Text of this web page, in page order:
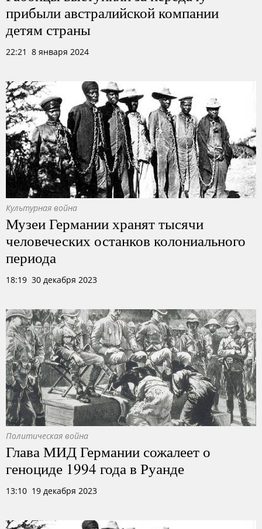
прибыли австралийской компании
детям страны
22:21 8 января 2024
Культурная война
Музеи Германии хранят тысячи
человеческих останков колониального
периода
18:19 30 декабря 2023
Политическая война
Глава МИД Германии сожалеет о
геноциде 1994 года в Руанде
13:10 19 декабря 2023